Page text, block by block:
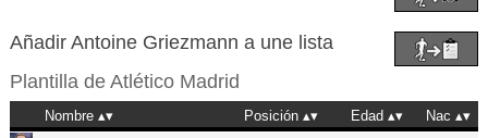
Añadir Antoine Griezmann a une lista
Plantilla de Atlético Madrid
Nombre Posición Edad
Nac